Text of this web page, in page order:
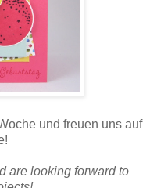
und freuen uns auf
are looking forward to